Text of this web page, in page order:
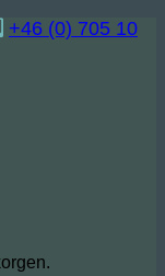
+46 (0) 705 10